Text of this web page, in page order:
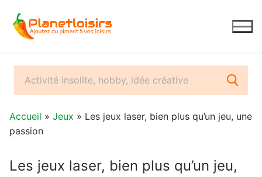
contenu
Accueil » Jeux » Les jeux laser, bien plus qu’un jeu, une
passion
Les jeux laser, bien plus qu’un jeu,